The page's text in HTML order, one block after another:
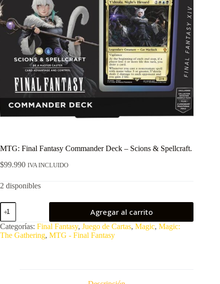
MTG: Final Fantasy Commander Deck – Scions & Spellcraft.
$99.990 IVA INCLUIDO
2 disponibles
MTG:
Final
Fantasy
Commander
Deck
Agregar al carrito
Categorías: Final Fantasy, Juego de Cartas, Magic, Magic:
The Gathering, MTG - Final Fantasy